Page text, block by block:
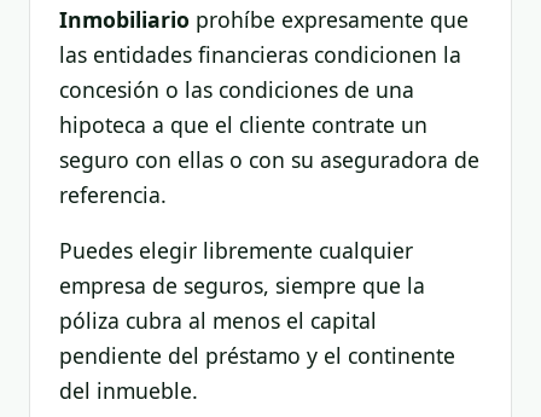
Inmobiliario prohíbe expresamente que
las entidades financieras condicionen la
concesión o las condiciones de una
hipoteca a que el cliente contrate un
seguro con ellas o con su aseguradora de
referencia.
Puedes elegir libremente cualquier
empresa de seguros, siempre que la
póliza cubra al menos el capital
pendiente del préstamo y el continente
del inmueble.